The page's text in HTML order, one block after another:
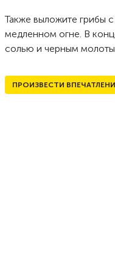
Также выложите грибы
медленном огне. В
солью и черным
ПРОИЗВЕСТИ